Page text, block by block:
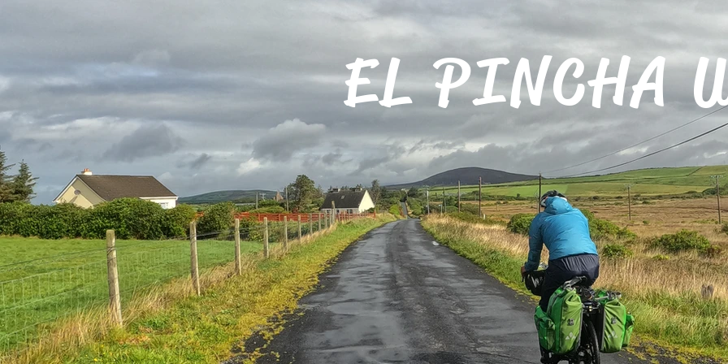
EL PINCHA